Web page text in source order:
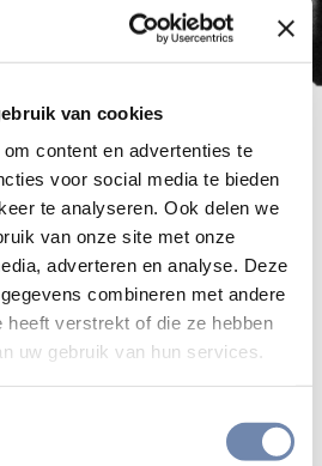
van cookies
content en advertenties te
voor social media te bieden
te analyseren. Ook delen we
van onze site met onze
adverteren en analyse. Deze
combineren met andere
heeft verstrekt of die ze hebben
uw gebruik van hun services.
stad. Toen op 6 augustus
viel op Hiroshima, was hij een
toen, op 6 augustus 1945,
Hiroshima.
kamer met een andere
een verblindend licht
opende die uitkeek op de stad,
explosie. Alle ruiten en
kunnen zien wat er was gebeurd: